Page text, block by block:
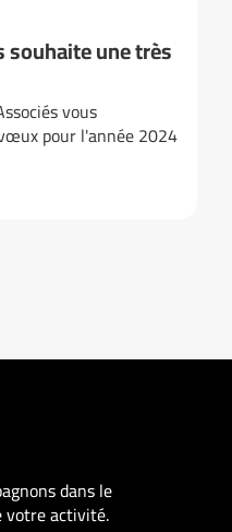
une très
vous
pour l'année 2024
dans le
votre activité.